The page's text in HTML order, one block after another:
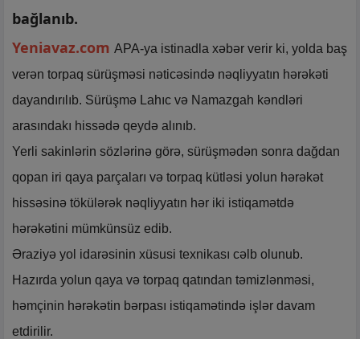
bağlanıb.
Yeniavaz.com APA-ya istinadla xəbər verir ki, yolda baş
verən torpaq sürüşməsi nəticəsində nəqliyyatın hərəkəti
dayandırılıb. Sürüşmə Lahıc və Namazgah kəndləri
arasındakı hissədə qeydə alınıb.
Yerli sakinlərin sözlərinə görə, sürüşmədən sonra dağdan
qopan iri qaya parçaları və torpaq kütləsi yolun hərəkət
hissəsinə tökülərək nəqliyyatın hər iki istiqamətdə
hərəkətini mümkünsüz edib.
Əraziyə yol idarəsinin xüsusi texnikası cəlb olunub.
Hazırda yolun qaya və torpaq qatından təmizlənməsi,
həmçinin hərəkətin bərpası istiqamətində işlər davam
etdirilir.